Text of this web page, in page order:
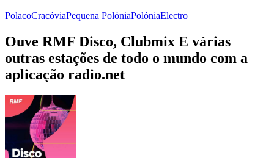
PolacoCracóviaPequena PolóniaPolóniaElectro
Ouve RMF Disco, Clubmix E várias
outras estações de todo o mundo com a
aplicação radio.net